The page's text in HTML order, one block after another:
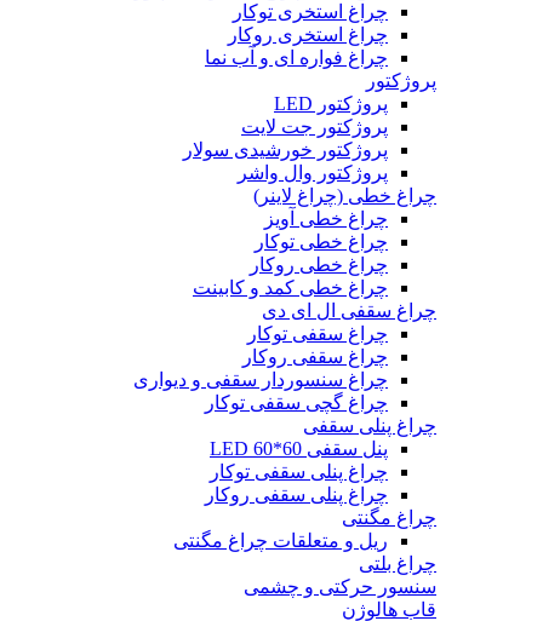
چراغ استخری توکار
چراغ استخری روکار
چراغ فواره ای و آب نما
پروژکتور
پروژکتور LED
پروژکتور جت لایت
پروژکتور خورشیدی سولار
پروژکتور وال واشر
چراغ خطی (چراغ لاینر)
چراغ خطی آویز
چراغ خطی توکار
چراغ خطی روکار
چراغ خطی کمد و کابینت
چراغ سقفی ال ای دی
چراغ سقفی توکار
چراغ سقفی روکار
چراغ سنسوردار سقفی و دیواری
چراغ گچی سقفی توکار
چراغ پنلی سقفی
پنل سقفی 60*60 LED
چراغ پنلی سقفی توکار
چراغ پنلی سقفی روکار
چراغ مگنتی
ریل و متعلقات چراغ مگنتی
چراغ بلتی
سنسور حرکتی و چشمی
قاب هالوژن